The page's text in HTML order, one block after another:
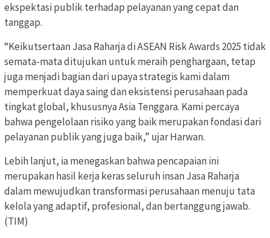
ekspektasi publik terhadap pelayanan yang cepat dan
tanggap.
“Keikutsertaan Jasa Raharja di ASEAN Risk Awards 2025 tidak
semata-mata ditujukan untuk meraih penghargaan, tetap
juga menjadi bagian dari upaya strategis kami dalam
memperkuat daya saing dan eksistensi perusahaan pada
tingkat global, khususnya Asia Tenggara. Kami percaya
bahwa pengelolaan risiko yang baik merupakan fondasi dari
pelayanan publik yang juga baik,” ujar Harwan.
Lebih lanjut, ia menegaskan bahwa pencapaian ini
merupakan hasil kerja keras seluruh insan Jasa Raharja
dalam mewujudkan transformasi perusahaan menuju tata
kelola yang adaptif, profesional, dan bertanggung jawab.
(TIM)